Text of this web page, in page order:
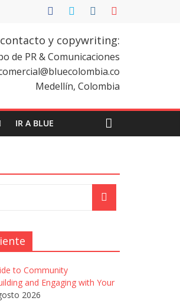
y copywriting:
de PR & Comunicaciones
Medellín, Colombia
IR A BLUE
to Community
and Engaging with Your
2026